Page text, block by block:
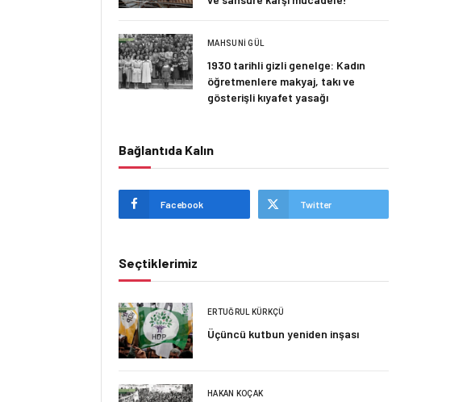
MAHSUNI GÜL
1930 tarihli gizli genelge: Kadın
öğretmenlere makyaj, takı ve
gösterişli kıyafet yasağı
Bağlantıda Kalın
Facebook Twitter
Seçtiklerimiz
ERTUĞRUL KÜRKÇÜ
Üçüncü kutbun yeniden inşası
HAKAN KOÇAK